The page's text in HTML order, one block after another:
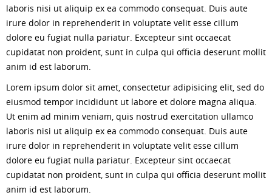
laboris nisi ut aliquip ex ea commodo consequat. Duis aute
irure dolor in reprehenderit in voluptate velit esse cillum
dolore eu fugiat nulla pariatur. Excepteur sint occaecat
cupidatat non proident, sunt in culpa qui officia deserunt mollit
anim id est laborum.
Lorem ipsum dolor sit amet, consectetur adipisicing elit, sed do
eiusmod tempor incididunt ut labore et dolore magna aliqua.
Ut enim ad minim veniam, quis nostrud exercitation ullamco
laboris nisi ut aliquip ex ea commodo consequat. Duis aute
irure dolor in reprehenderit in voluptate velit esse cillum
dolore eu fugiat nulla pariatur. Excepteur sint occaecat
cupidatat non proident, sunt in culpa qui officia deserunt mollit
anim id est laborum.